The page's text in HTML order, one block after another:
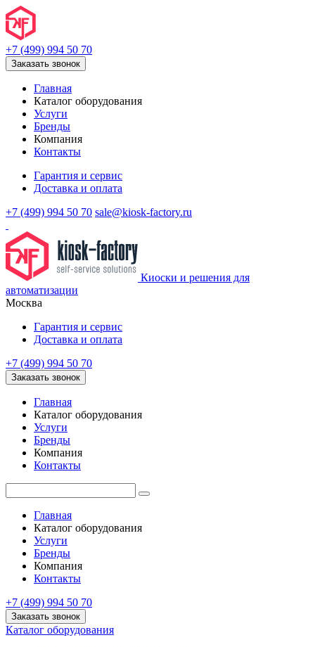
+7 (499) 994 50 70
Заказать звонок
Главная
Каталог оборудования
Услуги
Бренды
Компания
Контакты
Гарантия и сервис
Доставка и оплата
+7 (499) 994 50 70 sale@kiosk-factory.ru
Киоски и решения для
автоматизации
Москва
Гарантия и сервис
Доставка и оплата
+7 (499) 994 50 70
Заказать звонок
Главная
Каталог оборудования
Услуги
Бренды
Компания
Контакты
Главная
Каталог оборудования
Услуги
Бренды
Компания
Контакты
+7 (499) 994 50 70
Заказать звонок
Каталог оборудования